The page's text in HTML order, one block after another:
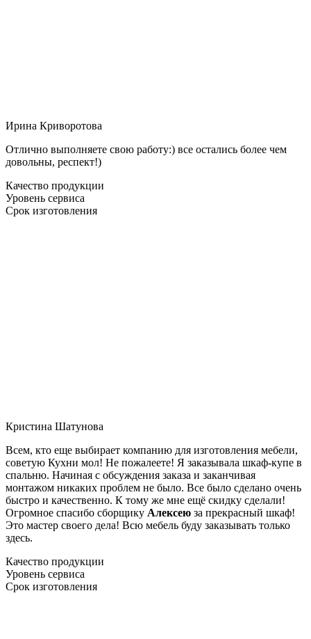
Ирина Криворотова
Отлично выполняете свою работу:) все остались более чем
довольны, респект!)
Качество продукции
Уровень сервиса
Срок изготовления
Кристина Шатунова
Всем, кто еще выбирает компанию для изготовления мебели,
советую Кухни мол! Не пожалеете! Я заказывала шкаф-купе в
спальню. Начиная с обсуждения заказа и заканчивая
монтажом никаких проблем не было. Все было сделано очень
быстро и качественно. К тому же мне ещё скидку сделали!
Огромное спасибо сборщику Алексею за прекрасный шкаф!
Это мастер своего дела! Всю мебель буду заказывать только
здесь.
Качество продукции
Уровень сервиса
Срок изготовления